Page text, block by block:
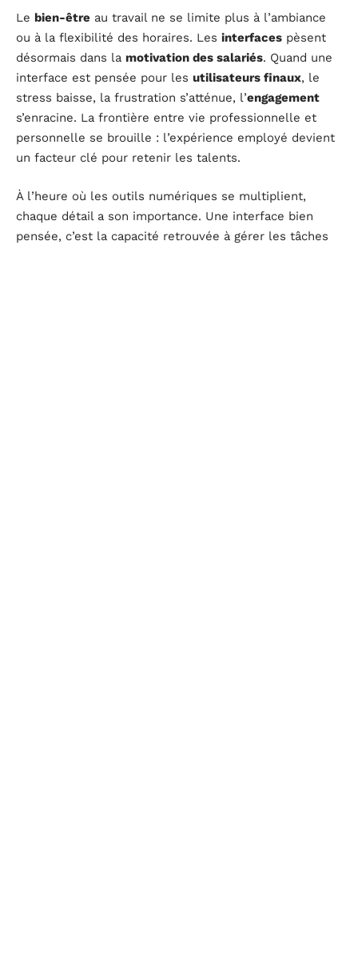
Le bien-être au travail ne se limite plus à l’ambiance
ou à la flexibilité des horaires. Les interfaces pèsent
désormais dans la motivation des salariés. Quand une
interface est pensée pour les utilisateurs finaux, le
stress baisse, la frustration s’atténue, l’engagement
s’enracine. La frontière entre vie professionnelle et
personnelle se brouille : l’expérience employé devient
un facteur clé pour retenir les talents.
À l’heure où les outils numériques se multiplient,
chaque détail a son importance. Une interface bien
pensée, c’est la capacité retrouvée à gérer les tâches